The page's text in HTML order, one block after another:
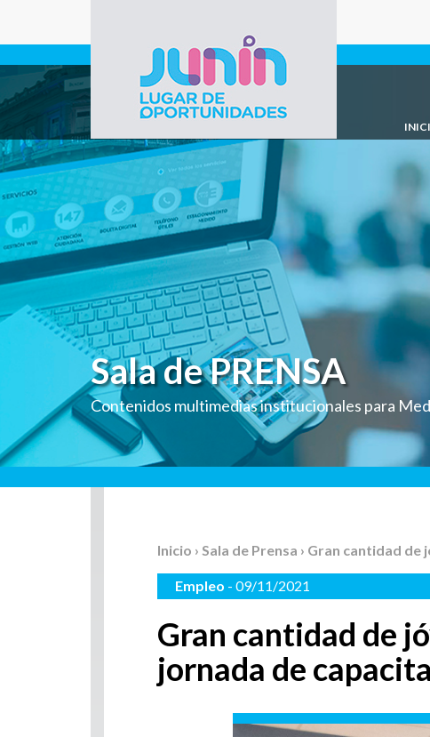
Gobierno de
Junín
Sala de PRENSA
Contenidos multimedias institucionales para
Inicio › Sala de Prensa › Gran cantidad
Empleo - 09/11/2021
Gran cantidad de
jornada de